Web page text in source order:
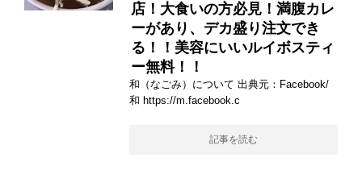
店！大食いの方必見！満腹カレ
ーがあり、デカ盛り注文でき
る！！美容にいいルイボスティ
ー無料！！
和（なごみ）について 出典元：Facebook/
和 https://m.facebook.c
記事を読む